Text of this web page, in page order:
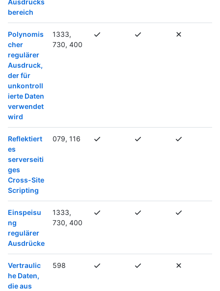
Ausdrucks
bereich
Polynomis
cher
regulärer
Ausdruck,
der für
unkontroll
ierte Daten
verwendet
wird
1333,
730, 400
Reflektiert
es
serverseiti
ges
Cross-Site
Scripting
079, 116
Einspeisu
ng
regulärer
Ausdrücke
1333,
730, 400
Vertraulic
he Daten,
die aus
598